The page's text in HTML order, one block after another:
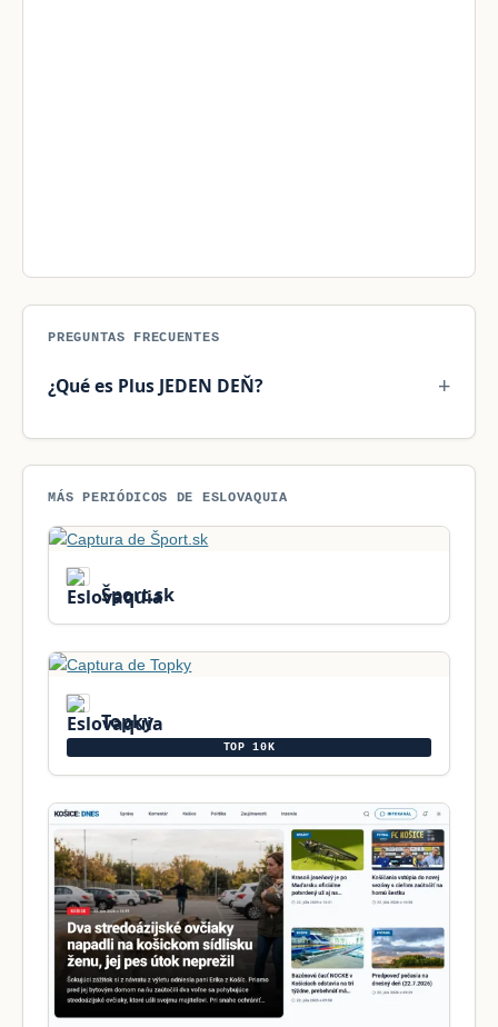
PREGUNTAS FRECUENTES
¿Qué es Plus JEDEN DEŇ?
MÁS PERIÓDICOS DE ESLOVAQUIA
Šport.sk
Topky
TOP 10K